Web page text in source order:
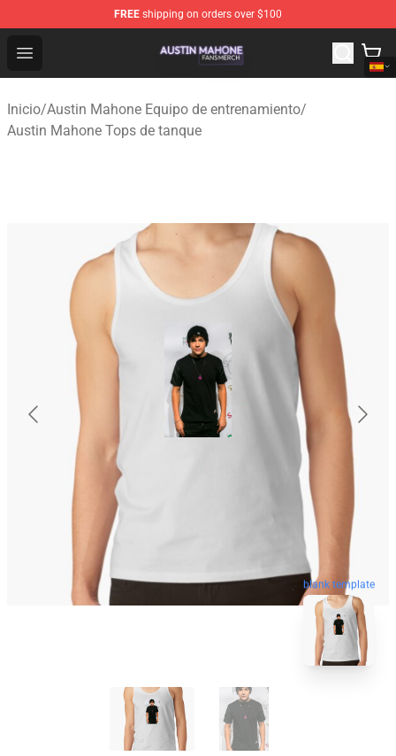
FREE shipping on orders over $100
Open menu
Austin Mahone Shop - Official Austin Mahone
Inicio/Austin Mahone Equipo de entrenamiento/
Austin Mahone Tops de tanque
blank template